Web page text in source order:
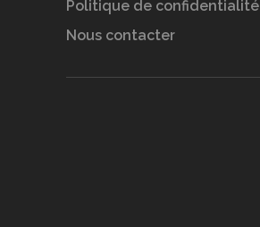
Politique de confidentialité
Nous contacter